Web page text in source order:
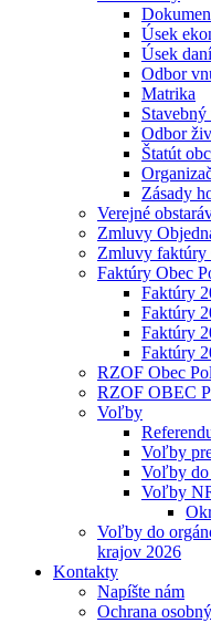
Úsek
Úsek
Odbor
Matrika
Stavebný
Odbor
Štatút
Zásady
Verejné
Zmluvy
Zmluvy faktúry
Faktúry Obec
Faktúry
Faktúry
Faktúry
Faktúry
RZOF Obec
RZOF OBEC
Voľby
Voľby
Voľby do
Voľby
Voľby do
krajov 2026
Kontakty
Napíšte nám
Ochrana